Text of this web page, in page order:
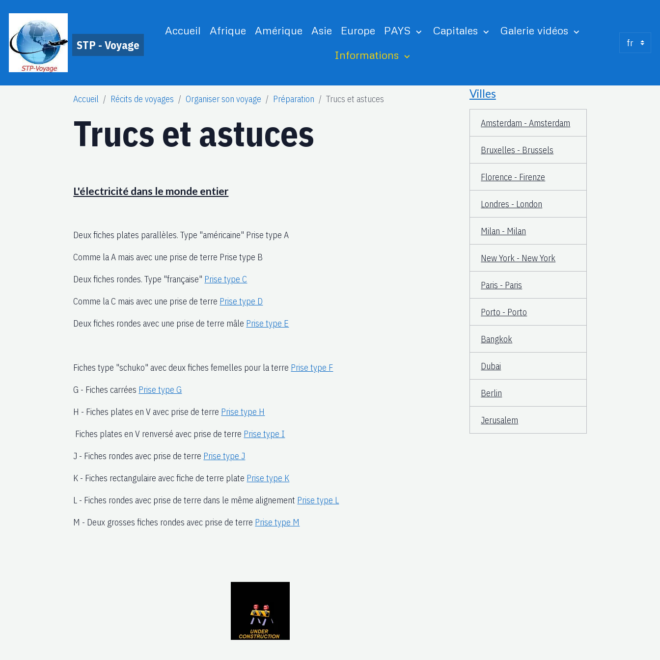
STP - Voyage
Accueil Afrique Amérique Asie Europe PAYS Capitales
Galerie vidéos
Informations
Accueil Récits de voyages Organiser son voyage Préparation Trucs et astuces
Trucs et astuces
L'électricité dans le monde entier
Deux fiches plates parallèles. Type "américaine" Prise type A
Comme la A mais avec une prise de terre Prise type B
Deux fiches rondes. Type "française" Prise type C
Comme la C mais avec une prise de terre Prise type D
Deux fiches rondes avec une prise de terre mâle Prise type E
Fiches type "schuko" avec deux fiches femelles pour la terre Prise type F
G - Fiches carrées Prise type G
H - Fiches plates en V avec prise de terre Prise type H
Fiches plates en V renversé avec prise de terre Prise type I
J - Fiches rondes avec prise de terre Prise type J
K - Fiches rectangulaire avec fiche de terre plate Prise type K
L - Fiches rondes avec prise de terre dans le même alignement Prise type L
M - Deux grosses fiches rondes avec prise de terre Prise type M
Villes
Amsterdam - Amsterdam
Bruxelles - Brussels
Florence - Firenze
Londres - London
Milan - Milan
New York - New York
Paris - Paris
Porto - Porto
Bangkok
Dubai
Berlin
Jerusalem